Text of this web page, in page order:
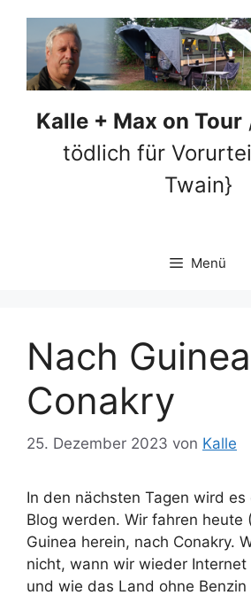
springen
Kalle + Max on Tour
tödlich für
Twain}
Menü
Nach
Conakry
25. Dezember 2023 von Kalle
In den nächsten Tagen wird
Blog werden. Wir fahren heute
Guinea herein, nach Conakry.
nicht, wann wir wieder
und wie das Land ohne